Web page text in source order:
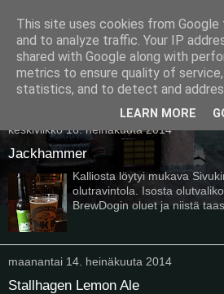
Pullollinen
keskiviikko 16. heinäkuuta 2014
Jackhammer
Kalliosta löytyi mukava
olutravintola. Isosta
BrewDogin oluet ja niistä
maanantai 14. heinäkuuta 2014
Stallhagen Lemon Ale
This site uses cookies from
and to analyze traffic. Your IP
shared with Google along with
metrics to ensure quality of
statistics, and to detect and
LEARN MORE